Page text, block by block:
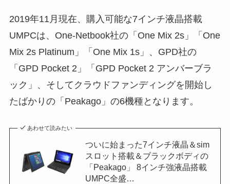
2019年11月現在、購入可能な7インチ液晶搭載
UMPCは、One-Netbook社の「One Mix 2s」「One
Mix 2s Platinum」「One Mix 1s」、GPD社の
「GPD Pocket 2」「GPD Pocket 2 アンバーブラ
ック」、そしてクラウドファンディングを開始し
たばかりの「Peakago」の6機種となります。
あわせて読みたい
ついに始まった7インチ液晶＆sim
スロット搭載＆ブラックボディの
「Peakago」 8インチ強液晶搭載
UMPC全盛…